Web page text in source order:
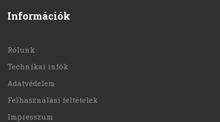
Információk
Rólunk
Technikai infók
Adatvédelem
Felhasználási feltételek
Impresszum